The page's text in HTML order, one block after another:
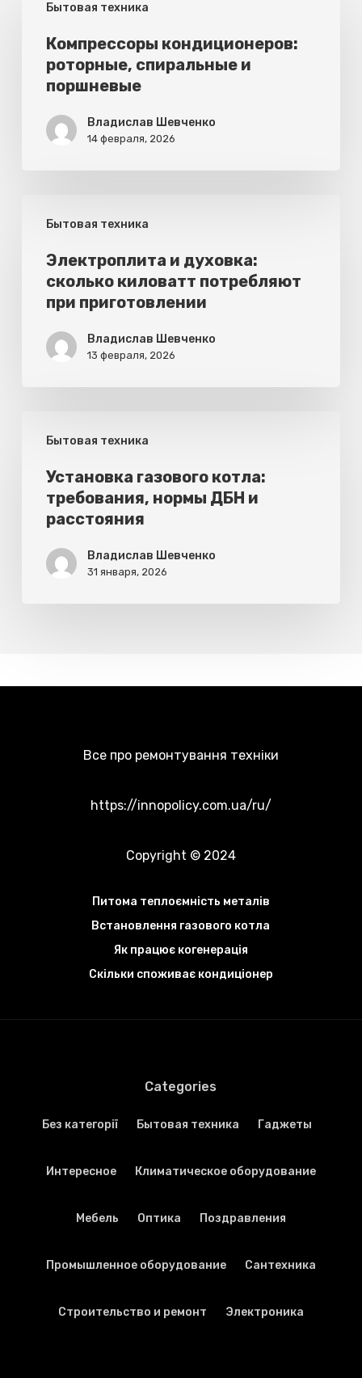
Бытовая техника
кондиционеров:
роторные,
спиральные
поршневые
Компрессоры кондиционеров:
роторные, спиральные и
поршневые
Владислав Шевченко
14 февраля, 2026
Бытовая техника
духовка:
сколько
киловатт
потребляют
приготовлении
Электроплита и духовка:
сколько киловатт потребляют
при приготовлении
Владислав Шевченко
13 февраля, 2026
Бытовая техника
газового
котла:
требования,
нормы
расстояния
Установка газового котла:
требования, нормы ДБН и
расстояния
Владислав Шевченко
31 января, 2026
Все про ремонтування техніки
https://innopolicy.com.ua/ru/
Copyright © 2024
Питома теплоємність металів
Встановлення газового котла
Як працює когенерація
Скільки споживає кондиціонер
Categories
Без категорії Бытовая техника Гаджеты
Интересное Климатическое оборудование
Мебель Оптика Поздравления
Промышленное оборудование Сантехника
Строительство и ремонт Электроника